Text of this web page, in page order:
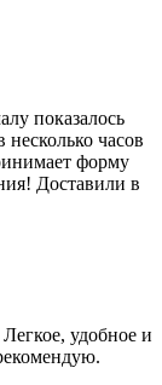
показалось
часов
форму
Доставили в
удобное и